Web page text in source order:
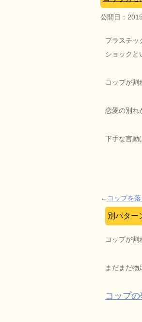
公開日：
プラスチッ
ショックと
コップが割
恋愛の別れ
下手な言動
← コップを
別パター
コップが割
まだまだ物
コップ